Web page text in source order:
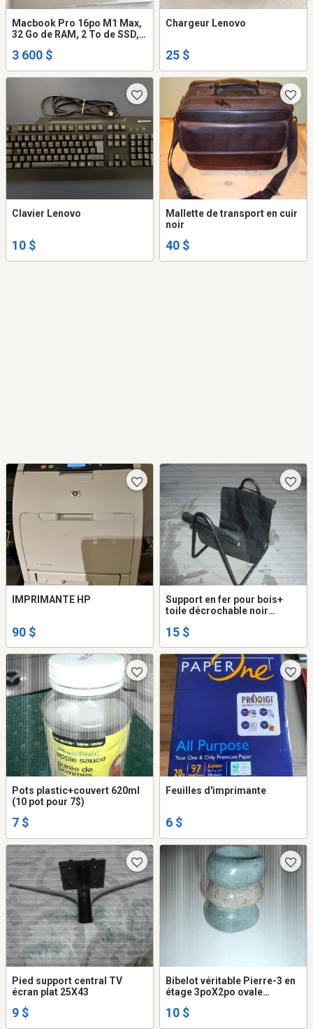
Macbook Pro 16po M1 Max,
32 Go de RAM, 2 To de SSD,
3 600 $
Chargeur Lenovo
25 $
Clavier Lenovo
10 $
Mallette de transport en cuir
noir
40 $
IMPRIMANTE HP
90 $
Support en fer pour bois+
toile décrochable noir
15 $
Pots plastic+couvert 620ml
(10 pot pour 7$)
7 $
Feuilles d'imprimante
6 $
Pied support central TV
écran plat 25X43
9 $
Bibelot véritable Pierre-3 en
étage 3poX2po ovale
10 $